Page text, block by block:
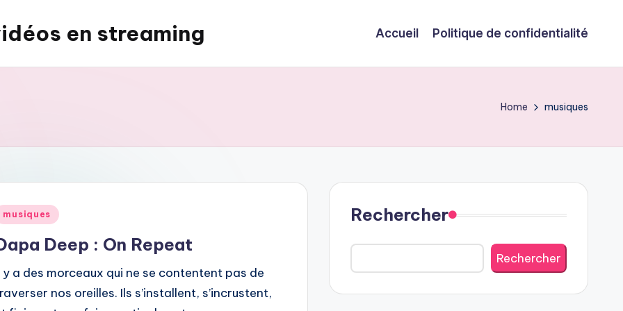
en streaming Accueil Politique de confidentialité
Home musiques
musiques
Deep : On Repeat
y a des morceaux qui ne se contentent pas de
nos oreilles. Ils s’installent, s’incrustent,
Rechercher
Rechercher